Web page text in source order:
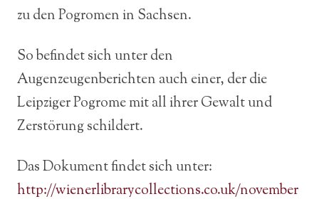
zu den Pogromen in Sachsen.
So befindet sich unter den
Augenzeugenberichten auch einer, der die
Leipziger Pogrome mit all ihrer Gewalt und
Zerstörung schildert.
Das Dokument findet sich unter:
http://wienerlibrarycollections.co.uk/november